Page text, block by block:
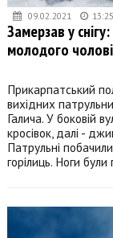
09.02.2021 13:25
Замерзав у
молодого
Прикарпатський
вихідних
Галича. У боковій
кросівок, далі -
Патрульні
горілиць. Ноги